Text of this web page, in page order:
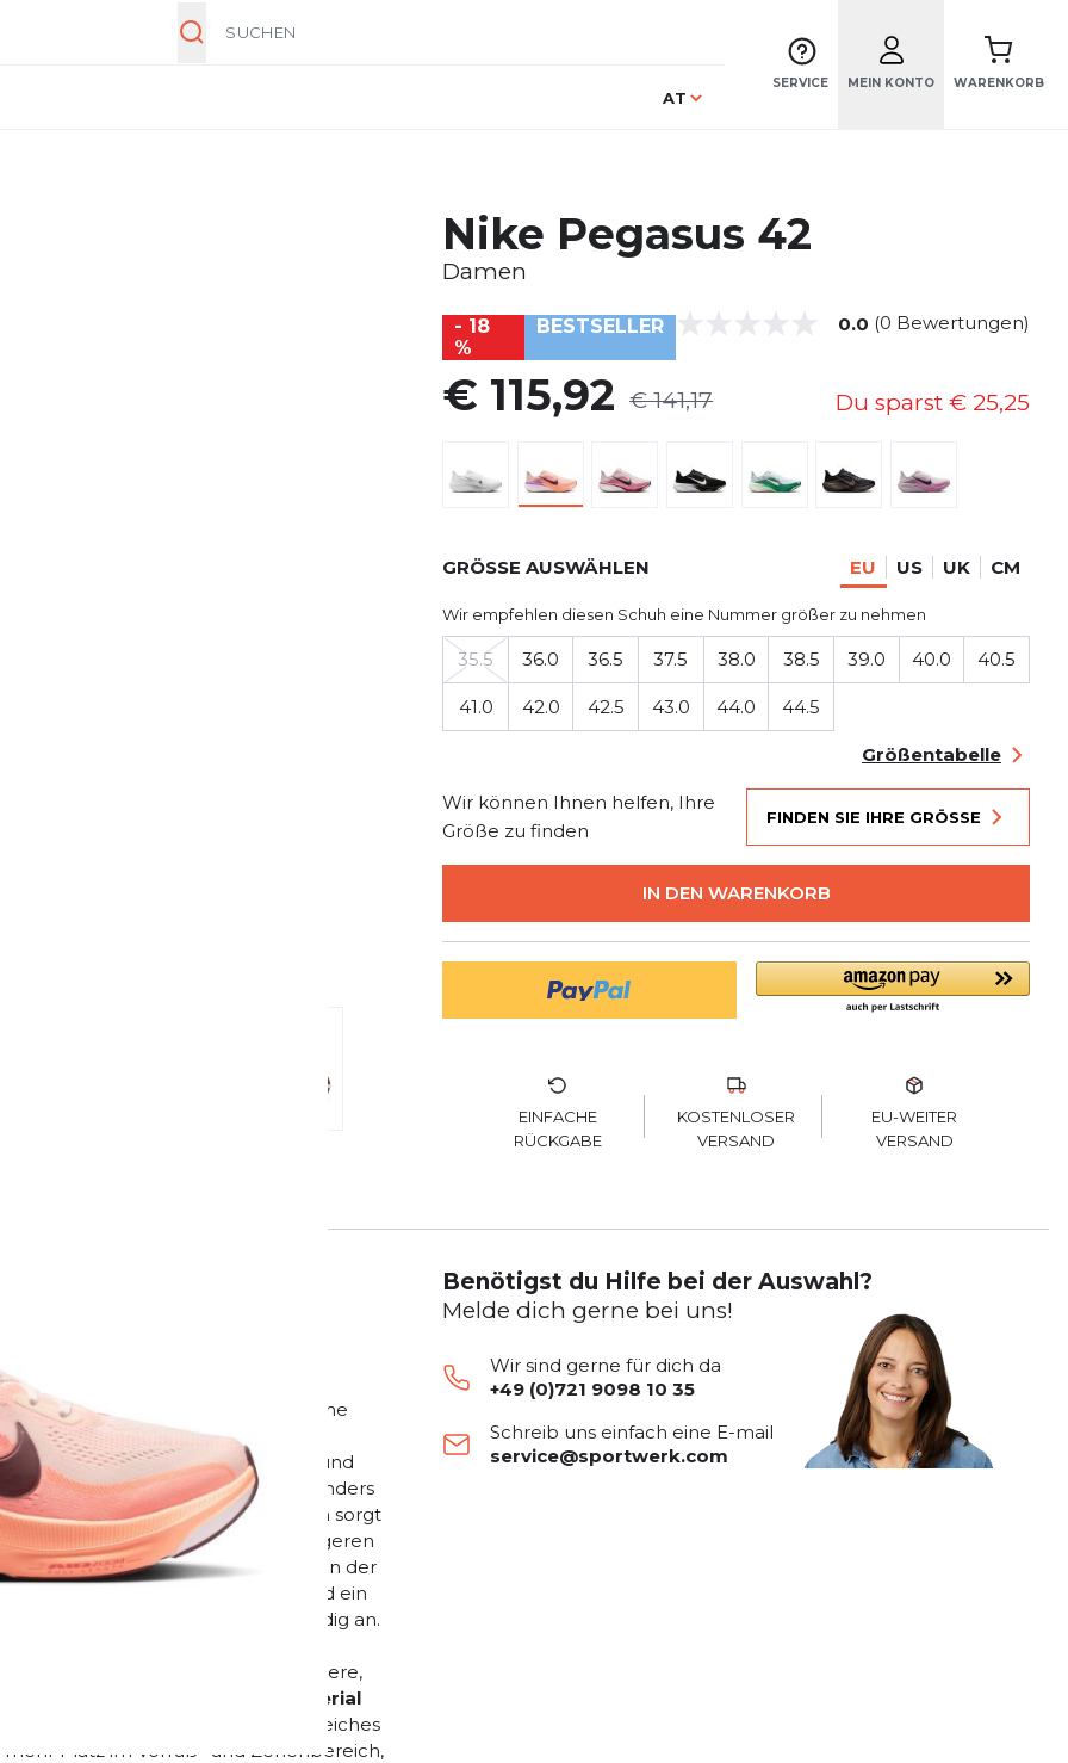
Sprache
AT
SERVICE MEIN KONTO WARENKORB
Nike Pegasus 42
Damen
- 18
%
BESTSELLER 0.0 (0 Bewertungen)
€ 115,92 € 141,17 Du sparst € 25,25
GRÖSSE AUSWÄHLEN EU US UK CM
Wir empfehlen diesen Schuh eine Nummer größer zu nehmen
35.5 36.0 36.5 37.5 38.0 38.5 39.0 40.0 40.5
41.0 42.0 42.5 43.0 44.0 44.5
Größentabelle
Wir können Ihnen helfen, Ihre
Größe zu finden
FINDEN SIE IHRE GRÖSSE
IN DEN WARENKORB
EINFACHE
RÜCKGABE
KOSTENLOSER
VERSAND
EU-WEITER
VERSAND
, der speziell für tägliche
und Stabilität vereint. Seit
Running-Schuhen von Nike und
verbesserten Performance. Besonders
und einer optimierten Passform sorgt
lockeren Dauerlauf oder bei längeren
Air Zoom Einheit, die sich von der
hohe Energierückgabe und ein
federnd und reaktionsfreudig an.
Das Ergebnis ist eine weichere,
atmungsaktive Mesh-Obermaterial
Belüftung sowie ein besonders weiches
Platz im Vorfuß- und Zehenbereich,
Benötigst du Hilfe bei der Auswahl?
Melde dich gerne bei uns!
Wir sind gerne für dich da
+49 (0)721 9098 10 35
Schreib uns einfach eine E-mail
service@sportwerk.com